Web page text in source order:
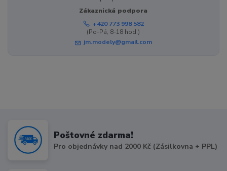
Zákaznická podpora
+420 773 998 582
(Po-Pá, 8-18 hod.)
jm.modely@gmail.com
Poštovné zdarma!
Pro objednávky nad 2000 Kč (Zásilkovna + PPL)